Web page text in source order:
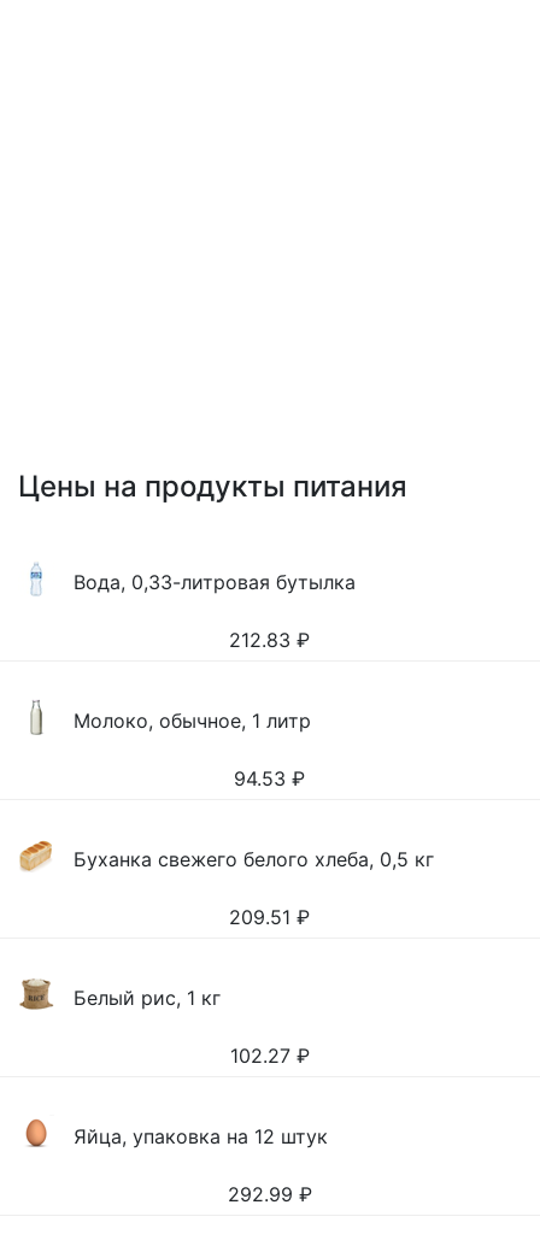
Цены на продукты питания
Вода, 0,33-литровая бутылка
212.83 ₽
Молоко, обычное, 1 литр
94.53 ₽
Буханка свежего белого хлеба, 0,5 кг
209.51 ₽
Белый рис, 1 кг
102.27 ₽
Яйца, упаковка на 12 штук
292.99 ₽